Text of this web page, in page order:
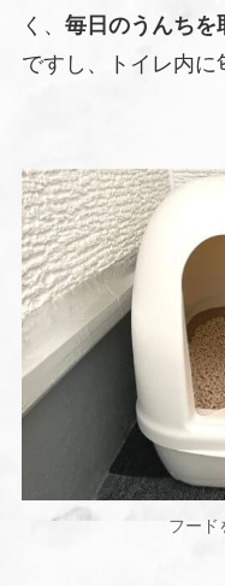
く、 毎日のうんちを
ですし、トイレ内に
フード